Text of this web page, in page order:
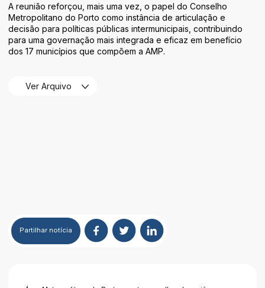
A reunião reforçou, mais uma vez, o papel do Conselho
Metropolitano do Porto como instância de articulação e
decisão para políticas públicas intermunicipais, contribuindo
para uma governação mais integrada e eficaz em benefício
dos 17 municípios que compõem a AMP.
Ver Arquivo
Partilhar notícia